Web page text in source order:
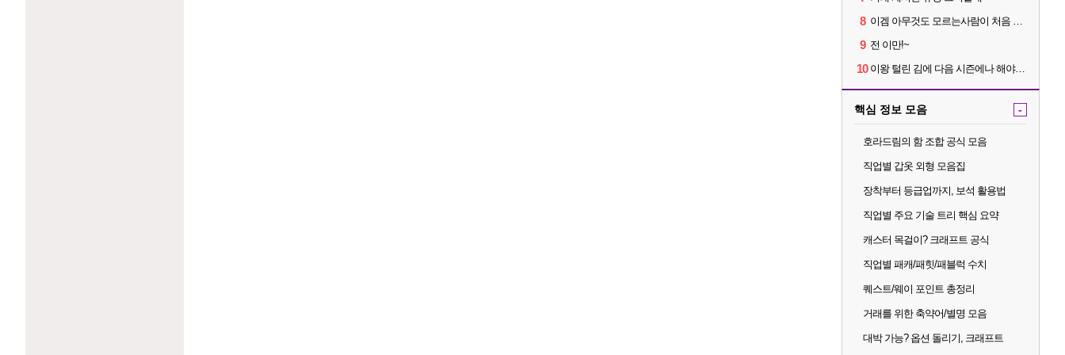
8 이겜 아무것도 모르는사람이 처음 시작하기 괜찮나요?
9 전 이만!~
10 이왕 털린 김에 다음 시즌에나 해야겠네요
핵심 정보 모음 -
호라드림의 함 조합 공식 모음
직업별 갑옷 외형 모음집
장착부터 등급업까지, 보석 활용법
직업별 주요 기술 트리 핵심 요약
캐스터 목걸이? 크래프트 공식
직업별 패캐/패힛/패블럭 수치
퀘스트/웨이 포인트 총정리
거래를 위한 축약어/별명 모음
대박 가능? 옵션 돌리기, 크래프트